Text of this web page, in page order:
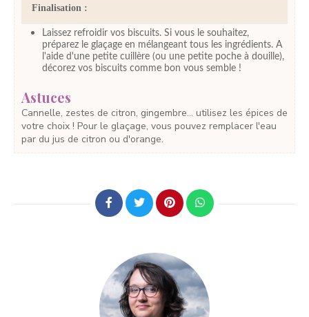
Finalisation :
Laissez refroidir vos biscuits. Si vous le souhaitez,
préparez le glaçage en mélangeant tous les ingrédients. A
l'aide d'une petite cuillère (ou une petite poche à douille),
décorez vos biscuits comme bon vous semble !
Astuces
Cannelle, zestes de citron, gingembre... utilisez les épices de
votre choix ! Pour le glaçage, vous pouvez remplacer l'eau
par du jus de citron ou d'orange.